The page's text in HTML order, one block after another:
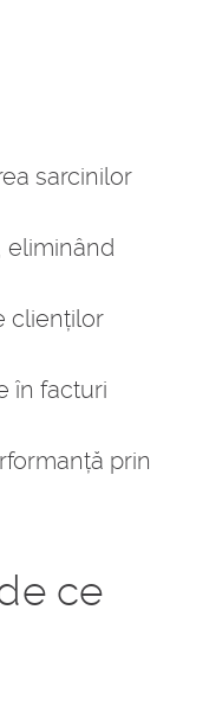
sarcinilor
eliminând
clienților
în facturi
prin
ce